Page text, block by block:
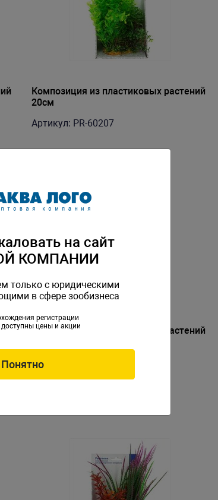
Композиция из пластиковых растений
20см
Артикул: PR-60207
Композиция из пластиковых растений
Артикул: PR-Z1404
на сайт
КОМПАНИИ
только с юридическими
в сфере зообизнеса
регистрации
цены и акции
Понятно